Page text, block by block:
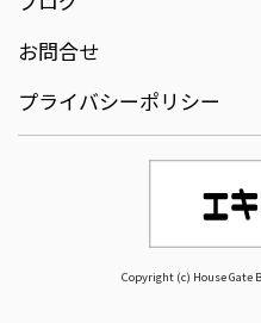
お問合せ
プライバシーポリシー
Copyright (c) House Gate